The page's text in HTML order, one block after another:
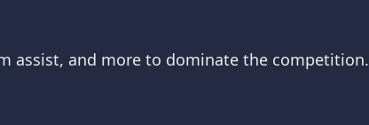
assist, and more to dominate the competition.